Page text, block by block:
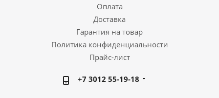
Оплата
Доставка
Гарантия на товар
Политика конфиденциальности
Прайс-лист
+7 3012 55-19-18